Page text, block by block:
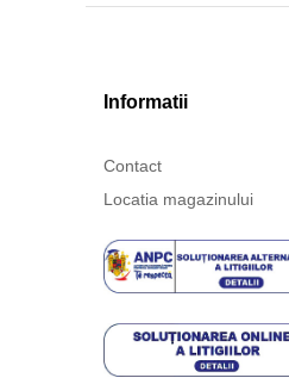
Informatii
Contact
Locatia magazinului